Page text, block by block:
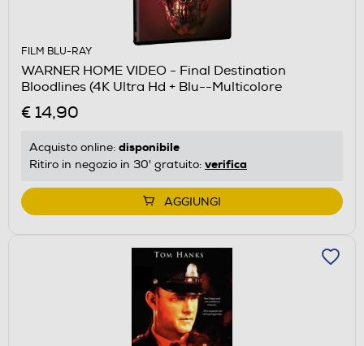
FILM BLU-RAY
WARNER HOME VIDEO - Final Destination
Bloodlines (4K Ultra Hd + Blu--Multicolore
€ 14,90
Acquisto online: disponibile
Ritiro in negozio in 30' gratuito: verifica
AGGIUNGI